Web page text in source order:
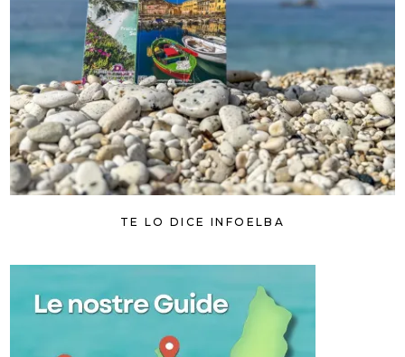
TE LO DICE INFOELBA